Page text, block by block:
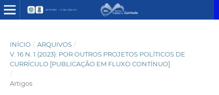
INÍCIO / ARQUIVOS /
V. 16 N. 1 (2023): POR OUTROS PROJETOS POLÍTICOS DE
CURRÍCULO [PUBLICAÇÃO EM FLUXO CONTÍNUO]
/
Artigos